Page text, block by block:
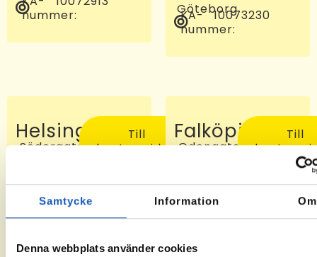
Samtycke Information Om
Denna webbplats använder cookies
nummer:
Göteborg
KA-
nummer:
10073230
Helsingborg
Södergatan
KA-
nummer:
-6
Till
kontorssidan
Falköping
Odengatan
Falköping
KA-
nummer:
10072810
Till